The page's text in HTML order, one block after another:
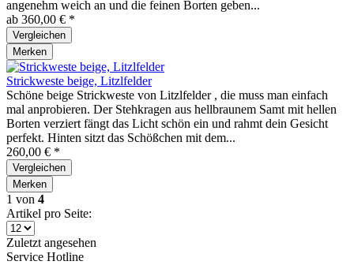
angenehm weich an und die feinen Borten geben...
ab 360,00 € *
Vergleichen
Merken
Strickweste beige, Litzlfelder
Schöne beige Strickweste von Litzlfelder , die muss man einfach
mal anprobieren. Der Stehkragen aus hellbraunem Samt mit hellen
Borten verziert fängt das Licht schön ein und rahmt dein Gesicht
perfekt. Hinten sitzt das Schößchen mit dem...
260,00 € *
Vergleichen
Merken
1 von 4
Artikel pro Seite:
Zuletzt angesehen
Service Hotline